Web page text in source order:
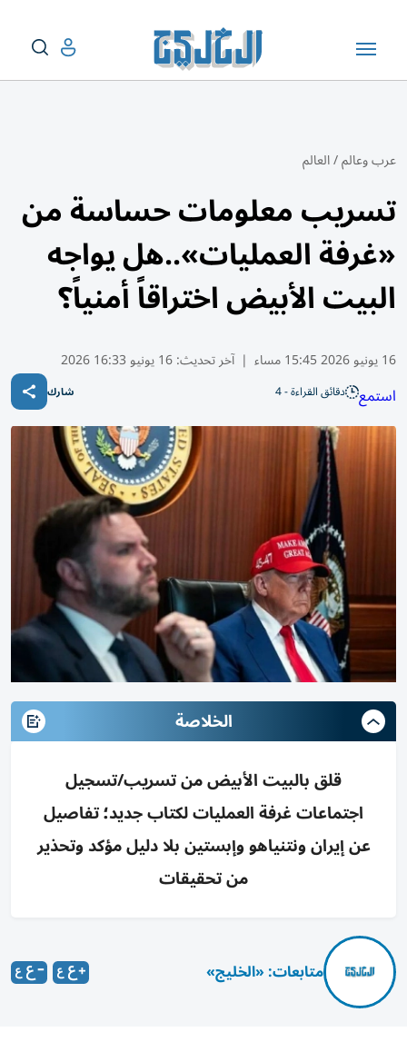
عرب وعالم/العالم
تسريب معلومات حساسة من
«غرفة العمليات»..هل يواجه
البيت الأبيض اختراقاً أمنياً؟
16 يونيو 2026 15:45 مساء | آخر تحديث:16 يونيو 16:33 2026
استمع دقائق القراءة - 4 شارك
الخلاصة
قلق بالبيت الأبيض من تسريب/تسجيل
اجتماعات غرفة العمليات لكتاب جديد؛ تفاصيل
عن إيران ونتنياهو وإبستين بلا دليل مؤكد وتحذير
من تحقيقات
متابعات: «الخليج»